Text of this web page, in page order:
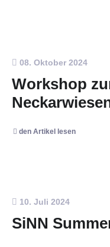
08. Oktober 2024
Workshop
den Artikel lesen
10. Juli 2024
SiNN